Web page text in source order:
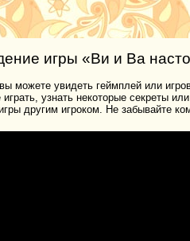
игры «Ви и Ва
можете увидеть геймплей или
играть, узнать некоторые секреты
другим игроком. Не забывайте